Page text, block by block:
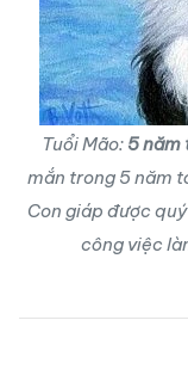
Tuổi Mão: 5 năm
mắn trong 5 năm
Con giáp được
công việc